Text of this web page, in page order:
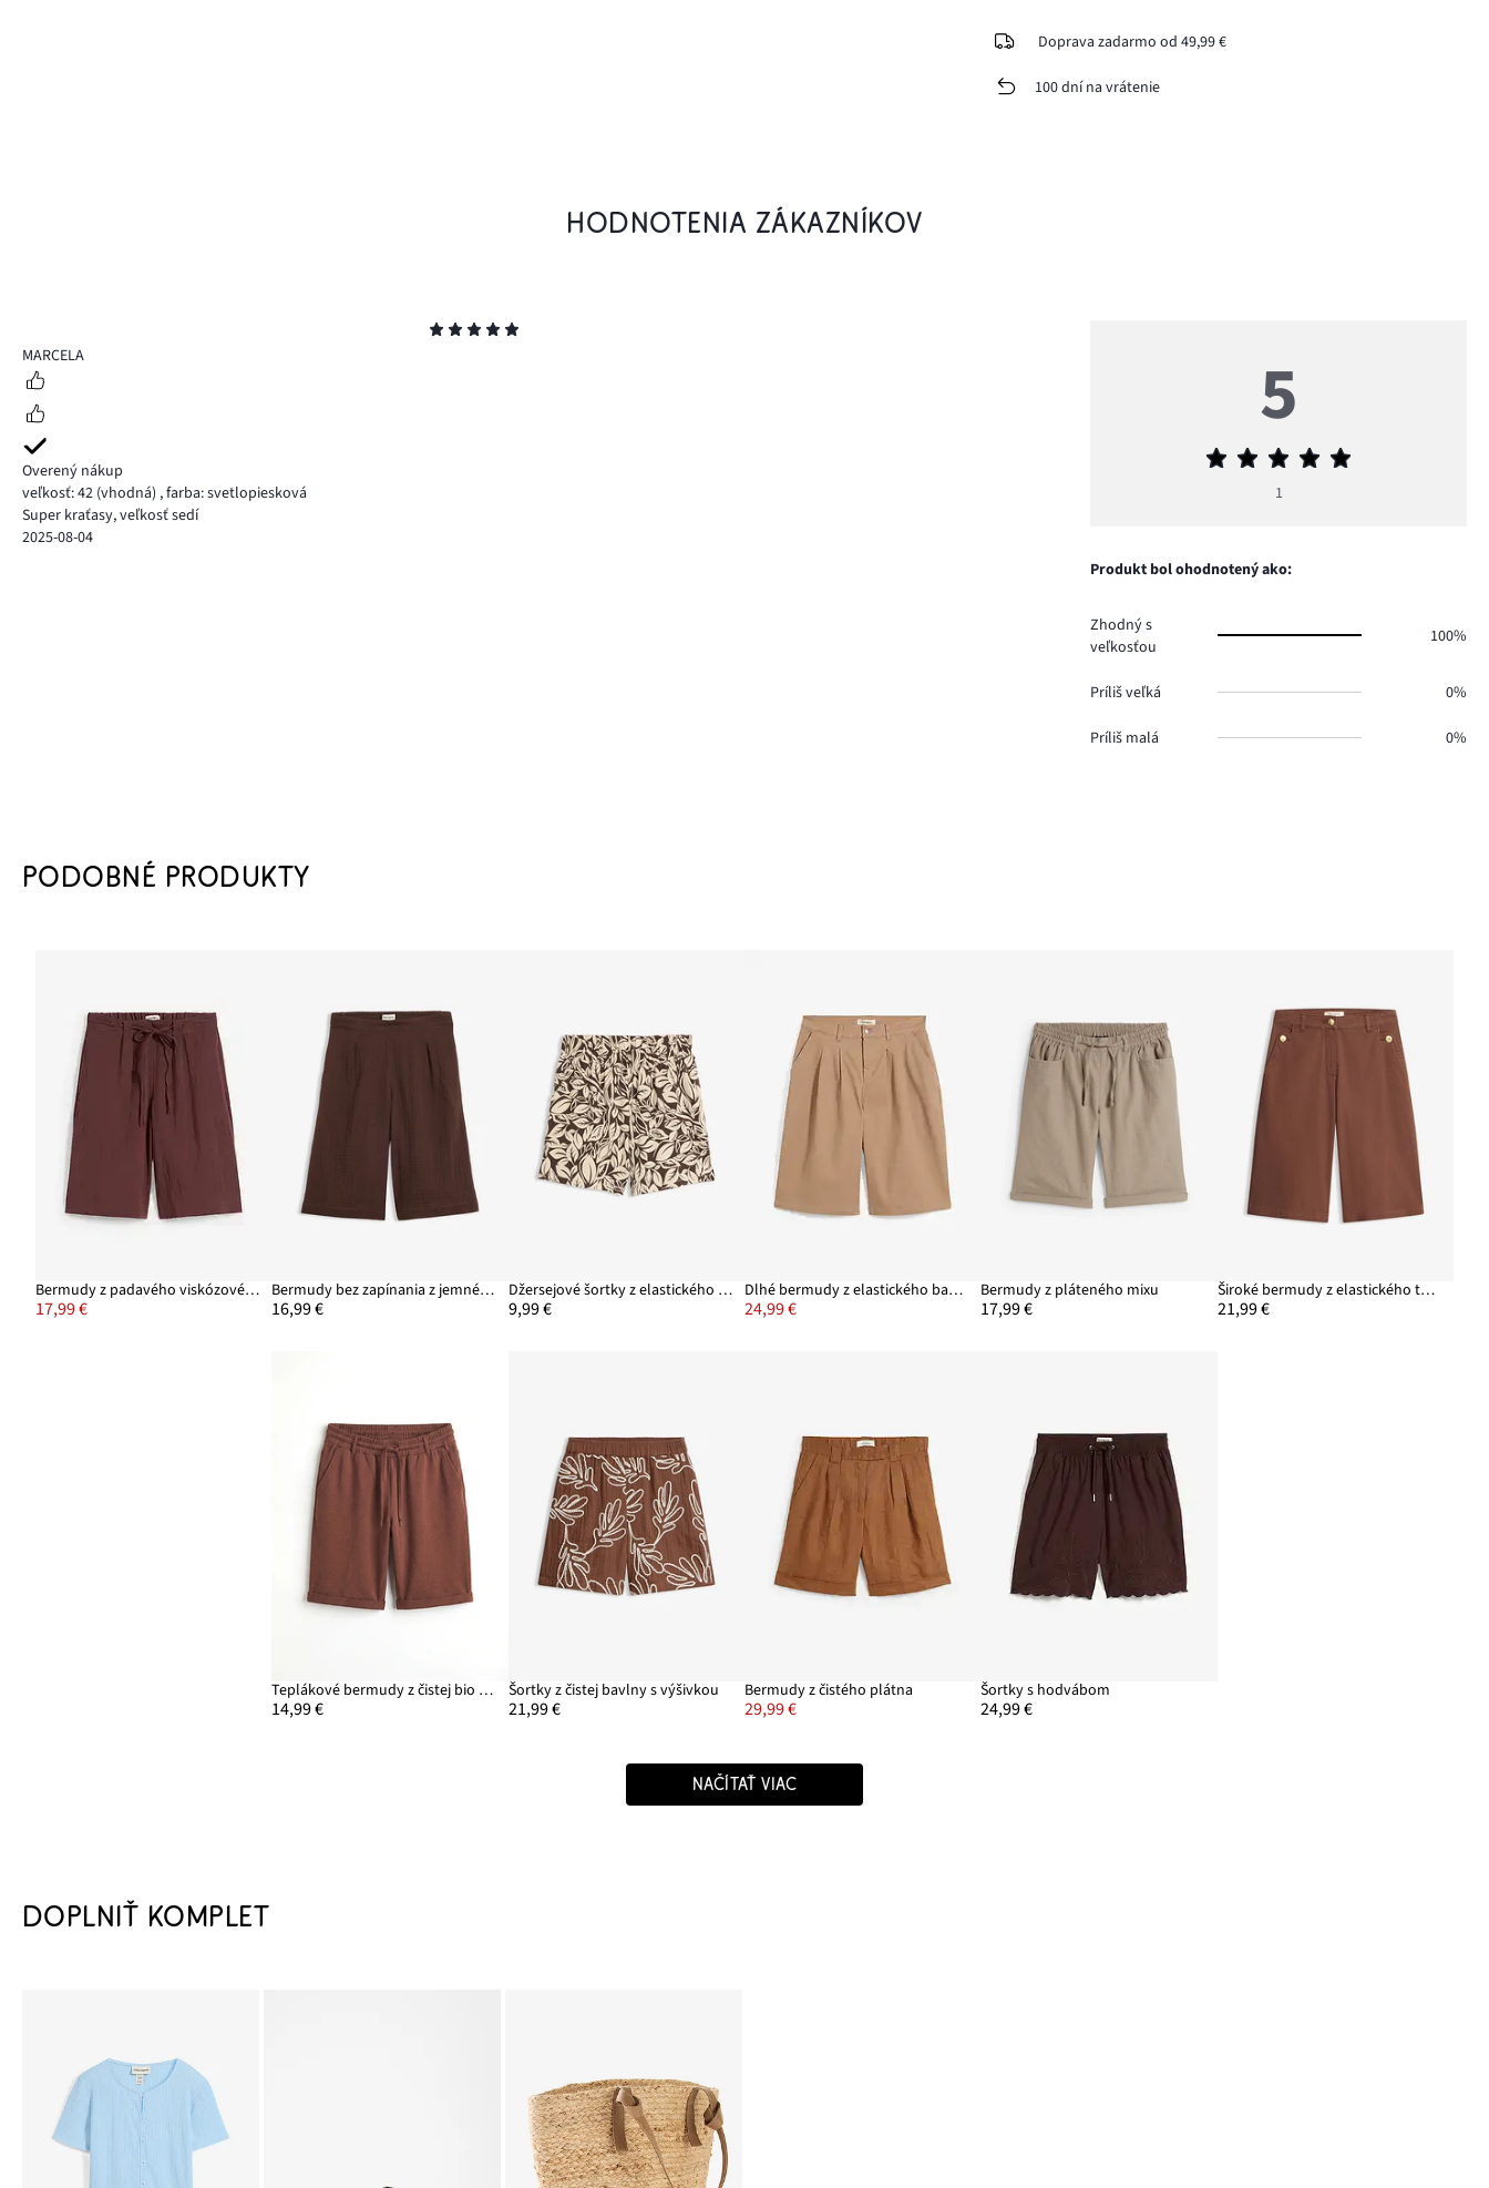
Doprava zadarmo od 49,99 €
100 dní na vrátenie
HODNOTENIA ZÁKAZNÍKOV
5
MARCELA
Overený nákup
veľkosť: 42 (vhodná) ,farba: svetlopiesková
Super kraťasy, veľkosť sedí
2025-08-04
5
Priemerné
5
1
Produkt bol ohodnotený ako:
Zhodný s
veľkosťou
100%
Príliš veľká 0%
Príliš malá 0%
PODOBNÉ PRODUKTY
Bermudy z padavého viskózového mixu
17,99 €
Bermudy bez zapínania z jemného mušelínu
16,99 €
Džersejové šortky z elastického bavlneného mixu
9,99 €
Dlhé bermudy z elastického bavlneného mixu
24,99 €
Bermudy z pláteného mixu
17,99 €
Široké bermudy z elastického twillového materiálu
21,99 €
Teplákové bermudy z čistej bio bavlny
14,99 €
Šortky z čistej bavlny s výšivkou
21,99 €
Bermudy z čistého plátna
29,99 €
Šortky s hodvábom
24,99 €
NAČÍTAŤ VIAC
DOPLNIŤ KOMPLET